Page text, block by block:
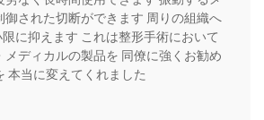
御された切断ができます 周りの組織へ
に抑えます これは整形手術において
メディカルの製品を 同僚に強くお勧め
本当に変えてくれました